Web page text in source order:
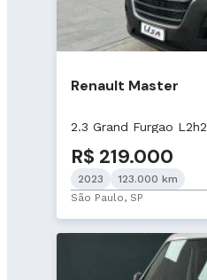
Renault Master
2.3 Grand Furgao L2h2
R$ 219.000
2023
123.000 km
São Paulo, SP